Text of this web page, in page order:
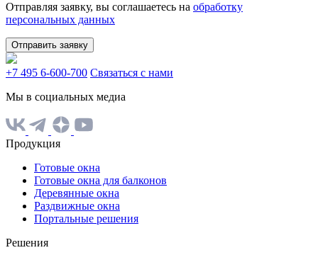
Отправляя заявку, вы соглашаетесь на обработку
персональных данных
Отправить заявку
+7 495 6-600-700 Связаться с нами
Мы в социальных медиа
Продукция
Готовые окна
Готовые окна для балконов
Деревянные окна
Раздвижные окна
Портальные решения
Решения